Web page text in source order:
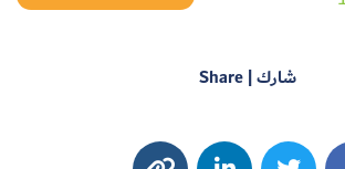
شارك | Share